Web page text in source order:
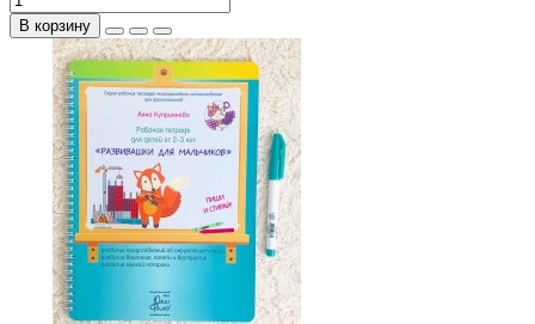
В корзину